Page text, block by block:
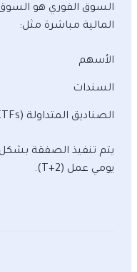
السوق الفوري هو
المالية مباشرة مثل:
الأسهم
السندات
الصناديق المتداولة (ETFs)
يتم تنفيذ الصفقة
يومي عمل (T+2).